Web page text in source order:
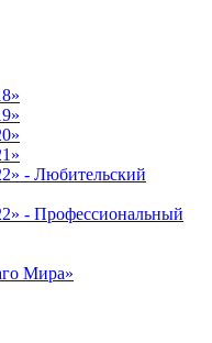
- Любительский
- Профессиональный
Мира»